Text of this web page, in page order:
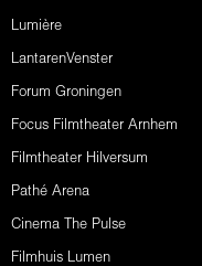
Lumière
LantarenVenster
Forum Groningen
Focus Filmtheater Arnhem
Filmtheater Hilversum
Pathé Arena
Cinema The Pulse
Filmhuis Lumen